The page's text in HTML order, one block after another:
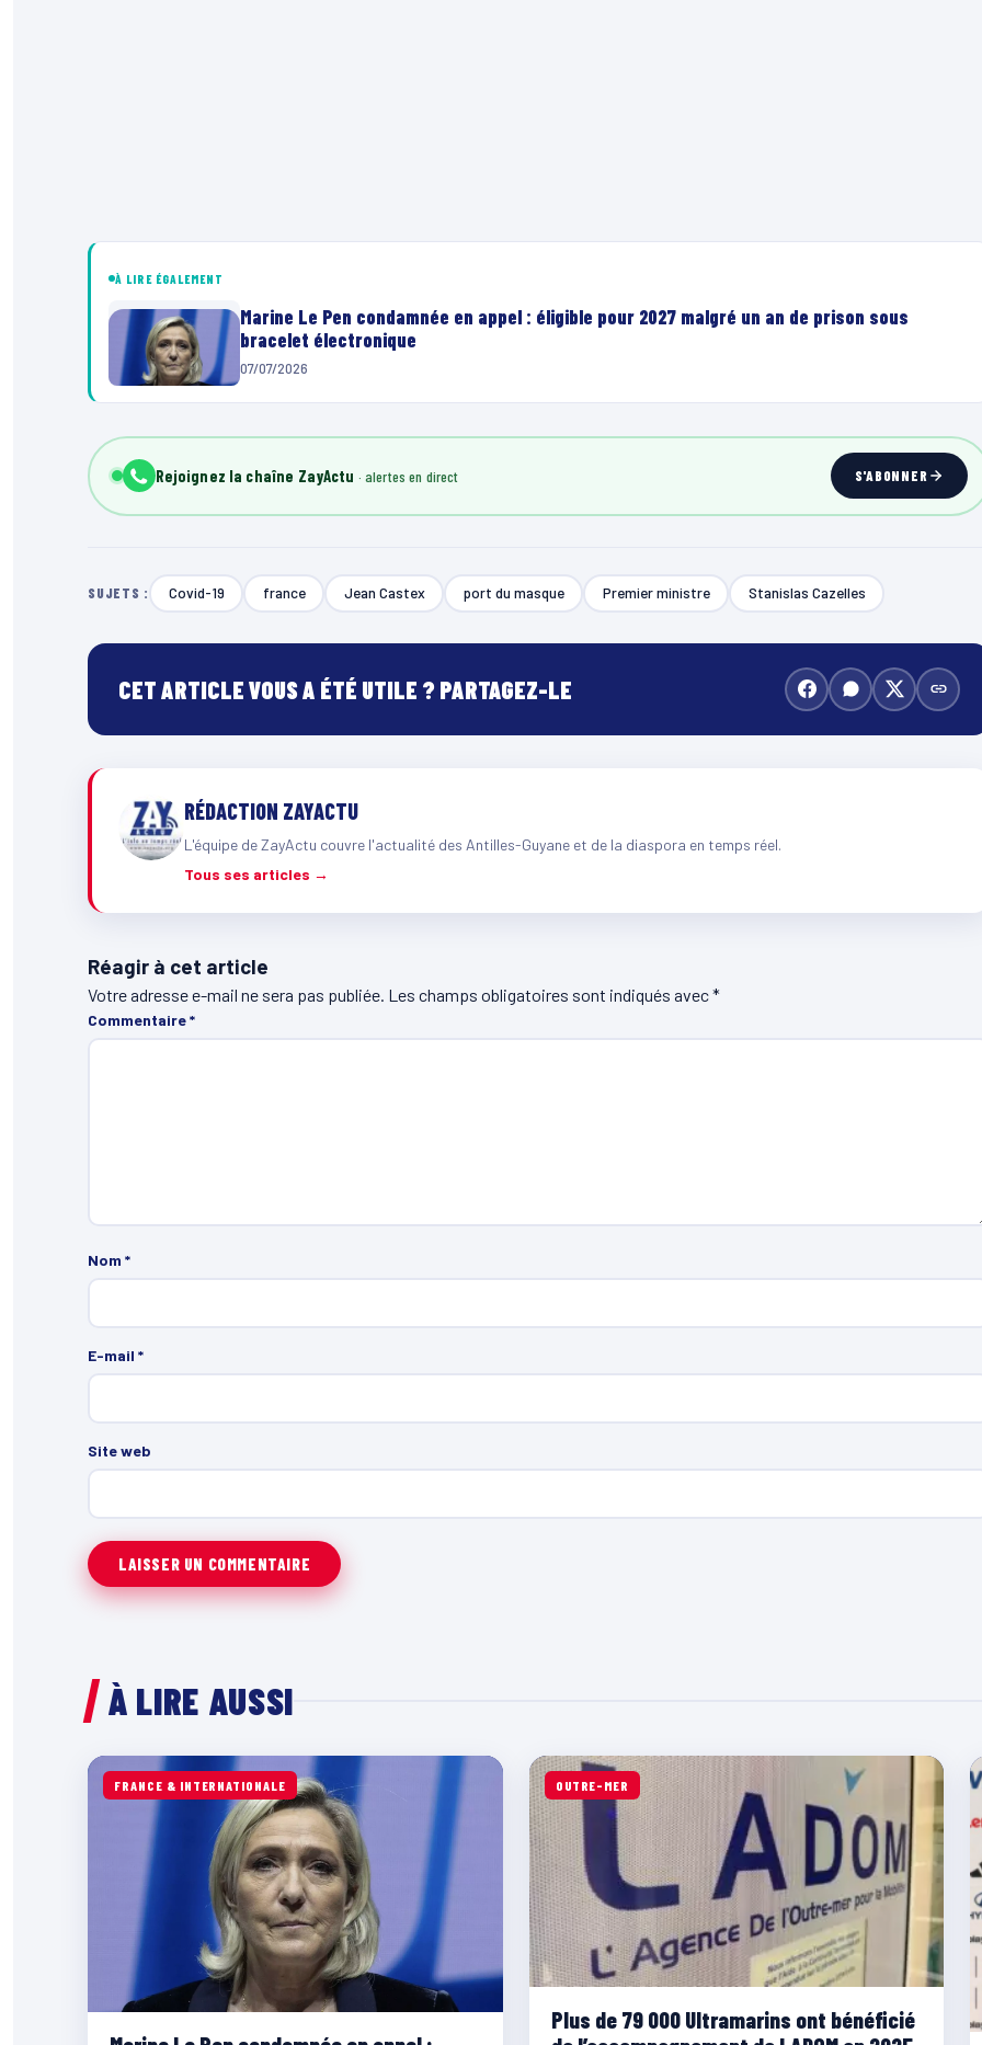
À LIRE ÉGALEMENT
Marine Le Pen condamnée en appel : éligible pour 2027 malgré un an de prison sous
bracelet électronique
07/07/2026
Rejoignez la chaîne ZayActu S'ABONNER
SUJETS : Covid-19 france Jean Castex port du masque Premier ministre Stanislas Cazelles
CET ARTICLE VOUS A ÉTÉ UTILE ? PARTAGEZ-LE
RÉDACTION ZAYACTU
L'équipe de ZayActu couvre l'actualité des Antilles-Guyane et de la diaspora en temps réel.
Tous ses articles →
Réagir à cet article
Votre adresse e-mail ne sera pas publiée. Les champs obligatoires sont indiqués avec*
Commentaire*
Nom *
E-mail *
Site web
À LIRE AUSSI
FRANCE & INTERNATIONALE OUTRE-MER
Plus de 79 000 Ultramarins ont bénéficié